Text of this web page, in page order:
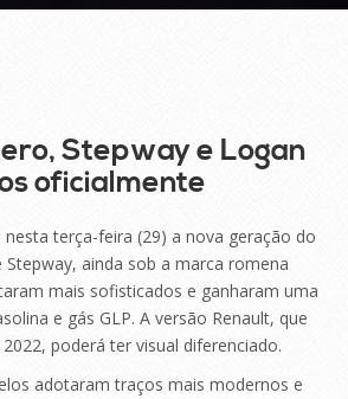
Stepway e Logan
oficialmente
nesta terça-feira (29) a nova geração do
Stepway, ainda sob a marca romena
mais sofisticados e ganharam uma
e gás GLP. A versão Renault, que
poderá ter visual diferenciado.
adotaram traços mais modernos e